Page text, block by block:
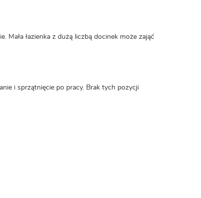
łazienka z dużą liczbą docinek może zająć
i sprzątnięcie po pracy. Brak tych pozycji